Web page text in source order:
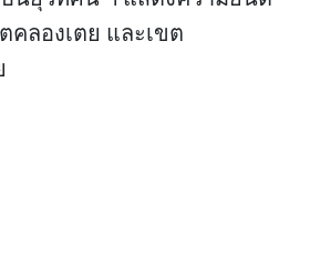
คลองเตย และเขต